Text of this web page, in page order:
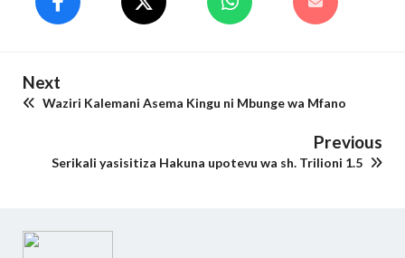
Next
Waziri Kalemani Asema Kingu ni Mbunge wa Mfano
Previous
Serikali yasisitiza Hakuna upotevu wa sh. Trilioni 1.5